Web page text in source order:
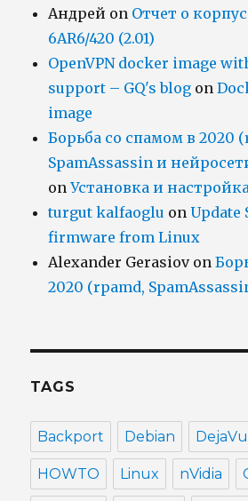
Андрей on Отчет о
6AR6/420 (2.01)
OpenVPN docker image
support – GQ's blog on
image
Борьба со спамом в 2020
SpamAssassin и
onУстановка и
turgut kalfaoglu onUpdate
firmware from Linux
Alexander Gerasiovon
2020 (rpamd,
TAGS
Backport Debian DejaVu
HOWTO Linux nVidia